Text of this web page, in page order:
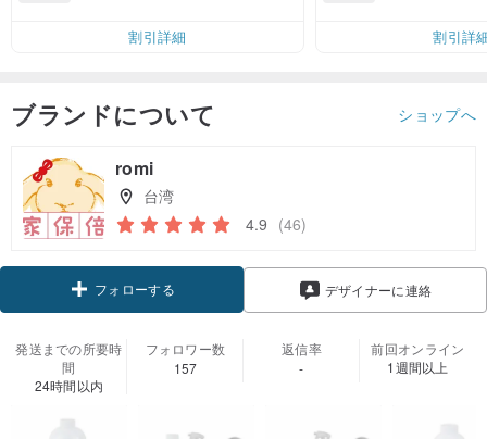
割引詳細
割引詳
ブランドについて ショップへ
romi
台湾
4.9 (46)
フォローする デザイナーに連絡
発送までの所要時
間
24時間以内
フォロワー数
157
返信率
-
前回オンライン
1週間以上